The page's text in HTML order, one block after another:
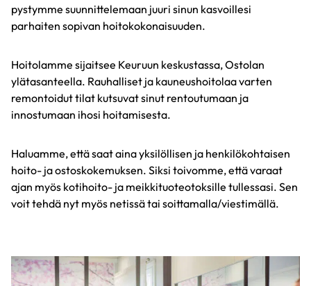
pystymme suunnittelemaan juuri sinun kasvoillesi
parhaiten sopivan hoitokokonaisuuden.
Hoitolamme sijaitsee Keuruun keskustassa, Ostolan
ylätasanteella. Rauhalliset ja kauneushoitolaa varten
remontoidut tilat kutsuvat sinut rentoutumaan ja
innostumaan ihosi hoitamisesta.
Haluamme, että saat aina yksilöllisen ja henkilökohtaisen
hoito- ja ostoskokemuksen. Siksi toivomme, että varaat
ajan myös kotihoito- ja meikkituoteotoksille tullessasi. Sen
voit tehdä nyt myös netissä tai soittamalla/viestimällä.